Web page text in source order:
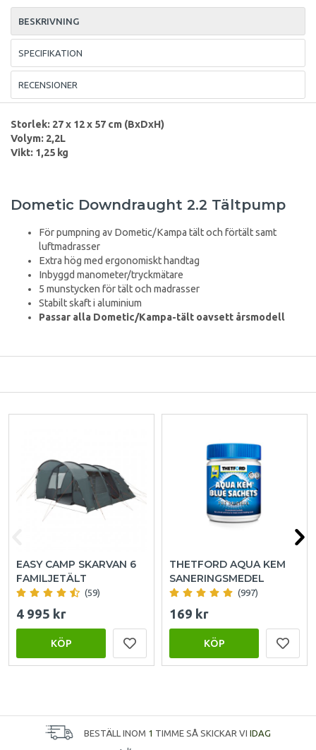
BESKRIVNING
SPECIFIKATION
RECENSIONER
Storlek: 27 x 12 x 57 cm (BxDxH)
Volym: 2,2L
Vikt: 1,25 kg
Dometic Downdraught 2.2 Tältpump
För pumpning av Dometic/Kampa tält och förtält samt
luftmadrasser
Extra hög med ergonomiskt handtag
Inbyggd manometer/tryckmätare
5 munstycken för tält och madrasser
Stabilt skaft i aluminium
Passar alla Dometic/Kampa-tält oavsett årsmodell
EASY CAMP SKARVAN 6
FAMILJETÄLT
(59)
4 995 kr
KÖP
THETFORD AQUA KEM
SANERINGSMEDEL
(997)
169 kr
KÖP
BESTÄLL INOM 1 TIMME SÅ SKICKAR VI IDAG